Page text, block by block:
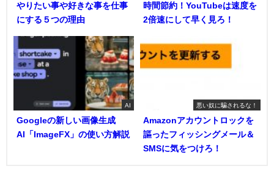
やりたい事や好きな事を仕事
にする５つの理由
時間節約！YouTubeは速度を
2倍速にして早く見ろ！
AI
Googleの新しい画像生成
AI「ImageFX」の使い方解説
悪い奴に騙されるな！
Amazonアカウントロックを
謳ったフィッシングメール＆
SMSに気をつけろ！